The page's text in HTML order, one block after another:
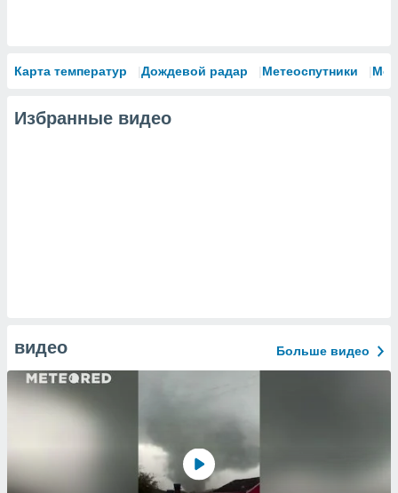
Карта температур Дождевой радар Метеоспутники
Избранные видео
видео Больше видео